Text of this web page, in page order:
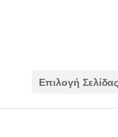
Επιλογή Σελίδας